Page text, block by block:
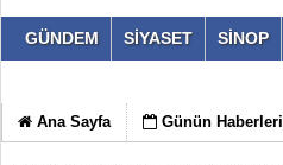
GÜNDEM SİYASET SİNOP
Ana Sayfa Günün Haberleri